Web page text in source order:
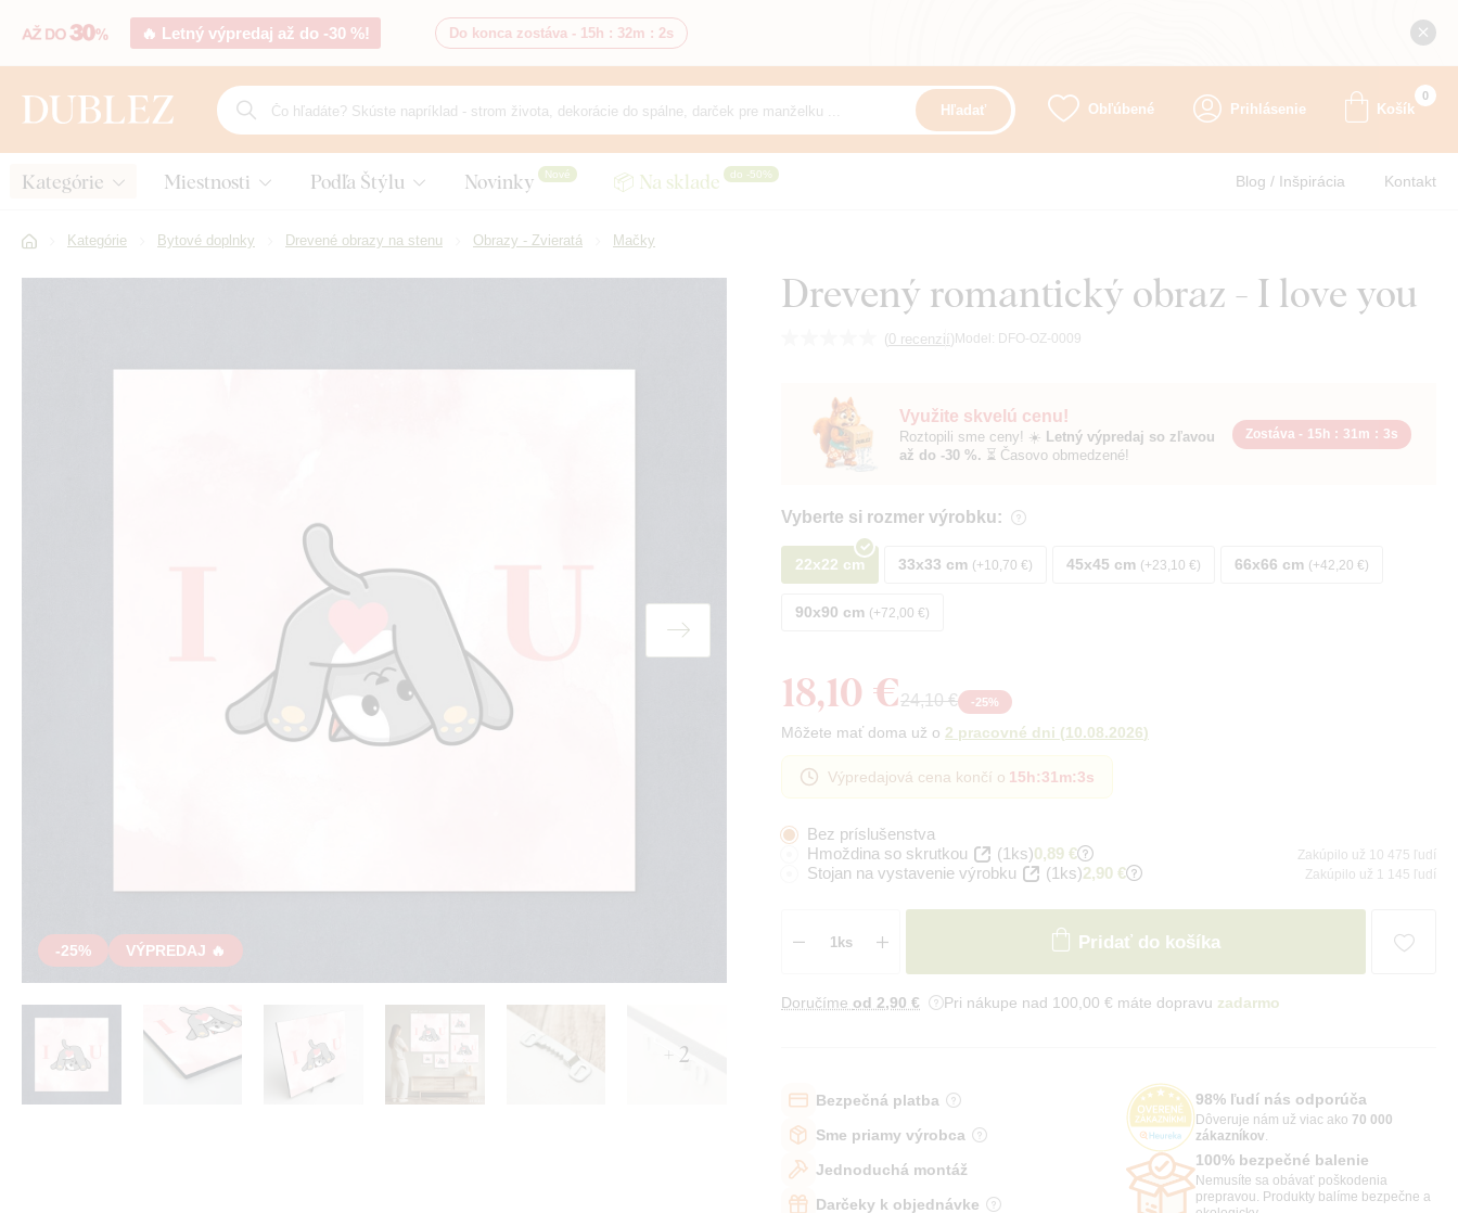
🔥 Letný výpredaj až do -30 %! Do konca zostáva - 15h : 32m : 0s
Hľadať Obľúbené Prihlásenie Košík
0
Kategórie Miestnosti Podľa Štýlu Novinky Nové 📦 Na sklade do -50% Blog / Inšpirácia Kontakt
Kategórie Bytové doplnky Drevené obrazy na stenu Obrazy - Zvieratá Mačky
Drevený romantický obraz - I love you
(0 recenzií) Model: DFO-OZ-0009
-25% VÝPREDAJ 🔥
+ 2
Využite skvelú cenu!
Roztopili sme ceny! ☀️ Letný výpredaj so zľavou
až do -30 %. ⏳ Časovo obmedzené!
Zostáva - 15h : 31m : 1s
Vyberte si rozmer výrobku:
22x22 cm 33x33 cm +10,70 € 45x45 cm +23,10 € 66x66 cm +42,20 €
90x90 cm +72,00 €
18,10 €24,10 € -25%
Môžete mať doma už o 2 pracovné dni (10.08.2026)
Výpredajová cena končí o 15h:31m:1s
Bez príslušenstva
Hmoždina so skrutkou
(1ks)0,89 € Zakúpilo už 10 475 ľudí
Stojan na vystavenie výrobku (1ks)2,90 € Zakúpilo už 1 145 ľudí
Pridať do košíka
Doručíme od 2,90 € Pri nákupe nad 100,00 € máte dopravu zadarmo
Bezpečná platba
Sme priamy výrobca
Jednoduchá montáž
Darčeky k objednávke
98% ľudí nás odporúča
Dôveruje nám už viac ako 70 000
zákazníkov
100% bezpečné balenie
Nemusíte sa obávať poškodenia
prepravou. Produkty balíme bezpečne a